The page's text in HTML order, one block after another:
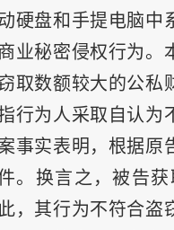
硬盘和手提电脑中
业秘密侵权行为。
取数额较大的公私
行为人采取自认为
事实表明，根据原
。换言之，被告
，其行为不符合盗